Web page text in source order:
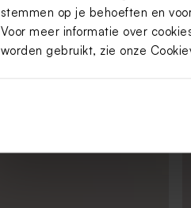
stemmen op je behoeften en
Voor meer informatie over
worden gebruikt, zie onze